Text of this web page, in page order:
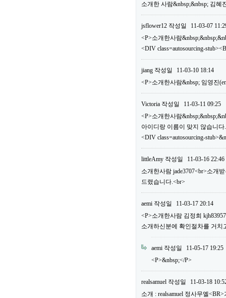
소개한 사람&nbsp;&nbsp; 김혜
jsflower12 작성일
11-03-07
<P>소개한사람
<DIV class=autosourcing-
jiang 작성일
11-03-10 18:14
<P>소개한사람&nbsp; 임영진
Victoria 작성일
11-03-11 09:25
<P>소개한사람
아이디랑 이름이 맞지 않습니다.
<DIV class=autosourcing-
littleAmy 작성일
11-03-16 22:46
소개한사람 jade3707<br>소개
드렸습니다.<br>
aemi 작성일
11-03-17 20:14
<P>소개한사람 김정희
소개하신분에 확인절차를 거치
aemi 작성일
11-05-17 19:25
<P>&nbsp;</P>
realsamuel 작성일
11-03-18
소개 : realsamuel 정사무엘